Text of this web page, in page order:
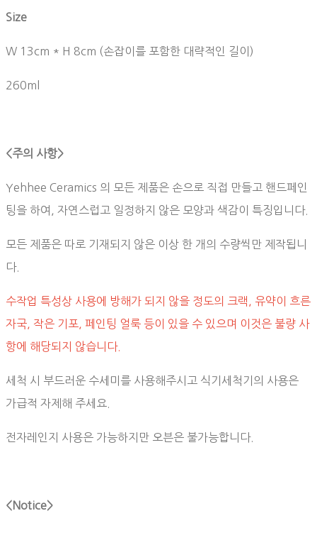
Size
W 13cm * H 8cm (손잡이를 포함한 대략적인 길이)
260ml
<주의 사항>
Yehhee Ceramics 의 모든 제품은 손으로 직접 만들고 핸드페인
팅을 하여, 자연스럽고 일정하지 않은 모양과 색감이 특징입니다.
모든 제품은 따로 기재되지 않은 이상 한 개의 수량씩만 제작됩니
다.
수작업 특성상 사용에 방해가 되지 않을 정도의 크랙, 유약이 흐른
자국, 작은 기포, 페인팅 얼룩 등이 있을 수 있으며 이것은 불량 사
항에 해당되지 않습니다.
세척 시 부드러운 수세미를 사용해주시고 식기세척기의 사용은
가급적 자제해 주세요.
전자레인지 사용은 가능하지만 오븐은 불가능합니다.
<Notice>